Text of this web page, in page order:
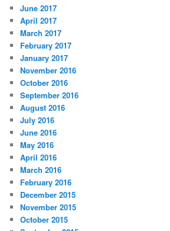
June 2017
April 2017
March 2017
February 2017
January 2017
November 2016
October 2016
September 2016
August 2016
July 2016
June 2016
May 2016
April 2016
March 2016
February 2016
December 2015
November 2015
October 2015